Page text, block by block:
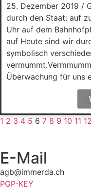
25. Dezember 2019 /
durch den Staat: auf
Uhr auf dem
auf Heute sind wir
symbolisch
Überwachung für uns
1 2 3 4 5 6 7 8 9 10 11 12
E-Mail
agb@immerda.ch
PGP-KEY